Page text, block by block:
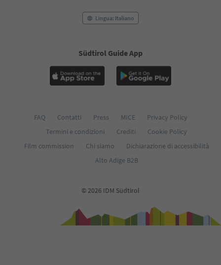
Lingua: Italiano
Südtirol Guide App
FAQ Contatti Press MICE
Privacy Policy
Termini e condizioni
Crediti
Cookie Policy
Film commission
Chi siamo
Dichiarazione di accessibilità
Alto Adige B2B
© 2026 IDM Südtirol